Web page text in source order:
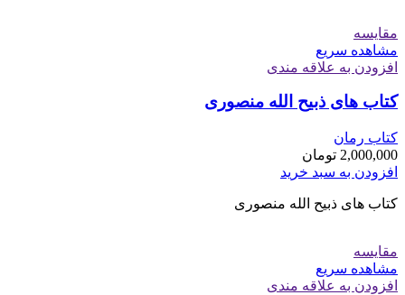
مقایسه
مشاهده سریع
افزودن به علاقه مندی
کتاب های ذبیح الله منصوری
کتاب رمان
2,000,000 تومان
افزودن به سبد خرید
کتاب های ذبیح الله منصوری
مقایسه
مشاهده سریع
افزودن به علاقه مندی